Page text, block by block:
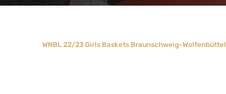
WNBL 22/23 Girls Baskets Braunschweig-Wolfenbüttel